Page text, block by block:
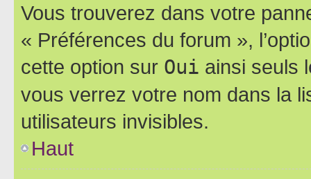
Vous trouverez dans votre
« Préférences du forum »,
cette option sur Oui ainsi seuls
vous verrez votre nom dans la
utilisateurs invisibles.
Haut